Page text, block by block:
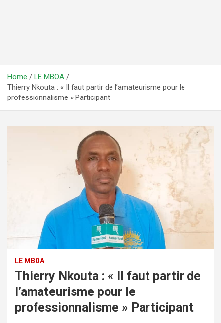
Home
LE MBOA
Thierry Nkouta : « Il faut partir de l’amateurisme pour le
professionnalisme » Participant
LE MBOA
Thierry Nkouta : « Il faut partir de
l’amateurisme pour le
professionnalisme » Participant